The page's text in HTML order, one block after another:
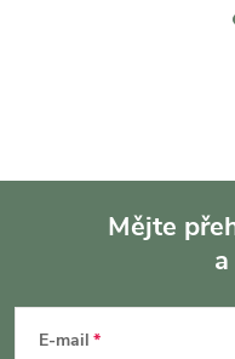
Mějte
E-mail